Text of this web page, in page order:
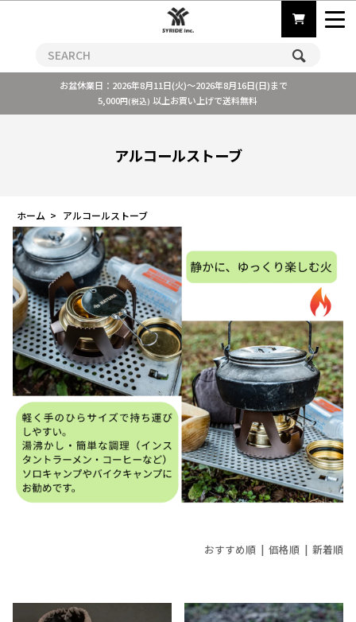
お盆休業日：2026年8月11日(火)～2026年8月16日(日)まで
5,000円(税込) 以上お買い上げで送料無料
アルコールストーブ
ホーム > アルコールストーブ
おすすめ順 |価格順 |新着順